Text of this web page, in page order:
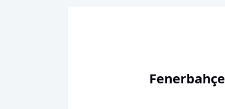
Fenerbahçe